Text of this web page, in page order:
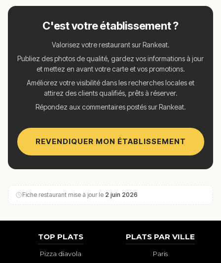
C'est votre établissement ?
Valorisez votre restaurant sur Rankeat.
Publiez des photos de qualité, gardez vos informations à jour
et mettez en avant votre carte et vos promotions.
Améliorez votre visibilité dans les recherches locales et
attirez des clients qualifiés, prêts à réserver.
Répondez aux commentaires postés sur Rankeat.
REVENDIQUER MON ÉTABLISSEMENT
Fiche restaurant mise à jour le 2 juin 2026
TOP PLATS
Pizza diavola
PLATS PAR VILLE
Paris